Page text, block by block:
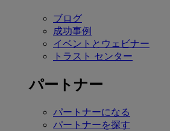
ブログ
成功事例
イベントとウェビナー
トラスト センター
パートナー
パートナーになる
パートナーを探す